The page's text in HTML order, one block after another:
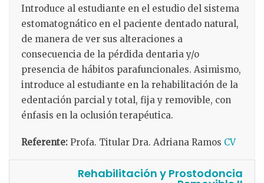
Introduce al estudiante en el estudio del sistema
estomatognático en el paciente dentado natural,
de manera de ver sus alteraciones a
consecuencia de la pérdida dentaria y/o
presencia de hábitos parafuncionales. Asimismo,
introduce al estudiante en la rehabilitación de la
edentación parcial y total, fija y removible, con
énfasis en la oclusión terapéutica.
Referente: Profa. Titular Dra. Adriana Ramos CV
Rehabilitación y Prostodoncia